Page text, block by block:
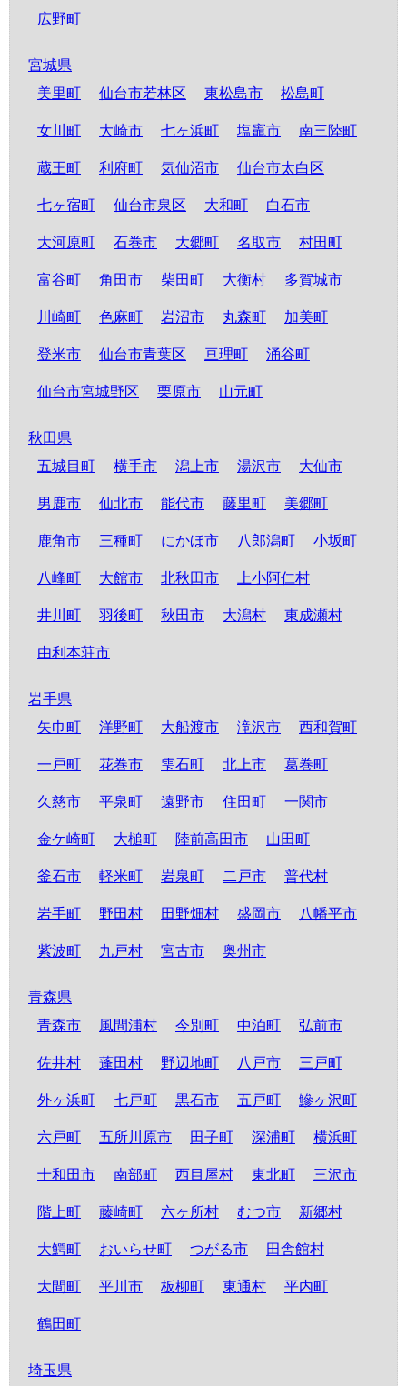
広野町
宮城県
美里町
仙台市若林区 東松島市 松島町
女川町 大崎市 七ヶ浜町 塩竈市 南三陸町
蔵王町 利府町 気仙沼市 仙台市太白区
七ヶ宿町 仙台市泉区 大和町 白石市
大河原町 石巻市 大郷町 名取市 村田町
富谷町 角田市 柴田町 大衡村 多賀城市
川崎町 色麻町 岩沼市 丸森町 加美町
登米市 仙台市青葉区 亘理町 涌谷町
仙台市宮城野区 栗原市 山元町
秋田県
五城目町
横手市 潟上市 湯沢市 大仙市
男鹿市 仙北市 能代市 藤里町 美郷町
鹿角市 三種町 にかほ市 八郎潟町 小坂町
八峰町 大館市 北秋田市 上小阿仁村
井川町 羽後町 秋田市 大潟村 東成瀬村
由利本荘市
岩手県
矢巾町
洋野町 大船渡市 滝沢市 西和賀町
一戸町 花巻市 雫石町 北上市 葛巻町
久慈市 平泉町 遠野市 住田町 一関市
金ケ崎町 大槌町 陸前高田市 山田町
釜石市 軽米町 岩泉町 二戸市 普代村
岩手町 野田村 田野畑村 盛岡市 八幡平市
紫波町 九戸村 宮古市 奥州市
青森県
青森市
風間浦村 今別町 中泊町 弘前市
佐井村 蓬田村 野辺地町 八戸市 三戸町
外ヶ浜町 七戸町 黒石市 五戸町 鰺ヶ沢町
六戸町 五所川原市 田子町 深浦町 横浜町
十和田市 南部町 西目屋村 東北町 三沢市
階上町 藤崎町 六ヶ所村 むつ市 新郷村
大鰐町 おいらせ町 つがる市 田舎館村
大間町 平川市 板柳町 東通村 平内町
鶴田町
埼玉県